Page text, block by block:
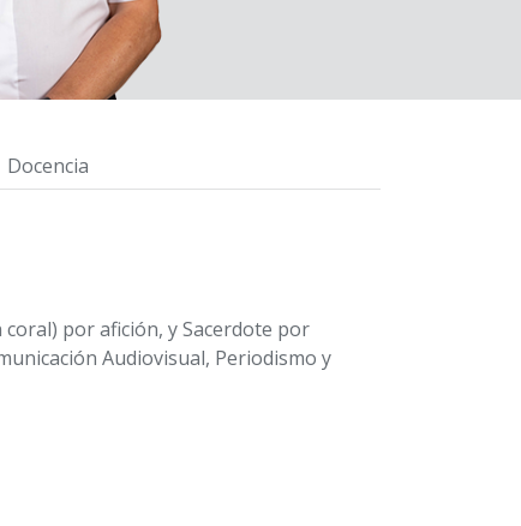
Docencia
por afición, y Sacerdote por
Audiovisual, Periodismo y